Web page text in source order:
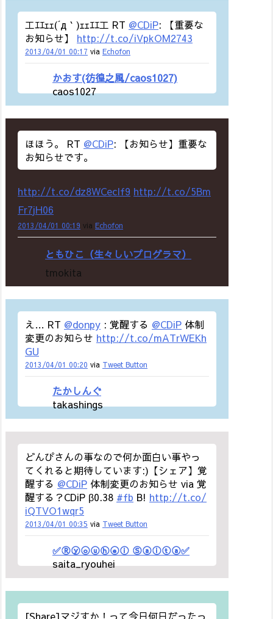
工ｴｴｪｪ(´д｀)ｪｪｴｴ工 RT @CDiP: 【重要な
お知らせ】 http://t.co/iVpkOM2743
2013/04/01 00:17 via Echofon
かおす(彷徨之風/caos1027)
caos1027
ほほう。 RT @CDiP: 【お知らせ】重要な
お知らせです。
http://t.co/dz8WCecIf9 http://t.co/5Bm
Fr7jH06
2013/04/01 00:19 via Echofon
ともひこ（生々しいプログラマ）
tmokita
え… RT @donpy : 覚醒する @CDiP 体制
変更のお知らせ http://t.co/mATrWEKh
GU
2013/04/01 00:20 via Tweet Button
たかしんぐ
takashings
どんぴさんの事なので何か面白い事やっ
てくれると期待しています:)【シェア】覚
醒する @CDiP 体制変更のお知らせ via 覚
醒する？CDiP β0.38 #fb B! http://t.co/
iQTVO1wqr5
2013/04/01 00:35 via Tweet Button
✅Ⓡⓨⓞⓤⓗⓔⓘ Ⓢⓐⓘⓣⓐ✅
saita_ryouhei
[Share]マジすか！って今日何日だったっ